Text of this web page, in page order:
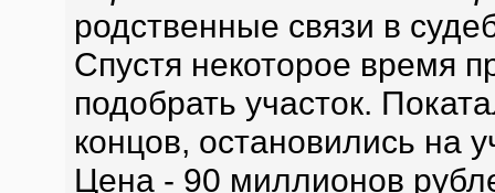
родственные связи в
Спустя некоторое время
подобрать участок.
концов, остановились на
Цена - 90 миллионов